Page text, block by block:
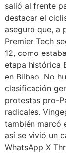
salió al frente
destacar el
aseguró que, a
Premier Tech
12, como
etapa histórica
en Bilbao. No
clasificación
protestas pro-
radicales.
también marcó
así se vivió un
WhatsApp X